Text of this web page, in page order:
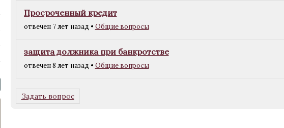
Просроченный кредит
отвечен 7 лет назад • Общие вопросы
защита должника при банкротстве
отвечен 8 лет назад • Общие вопросы
Задать вопрос